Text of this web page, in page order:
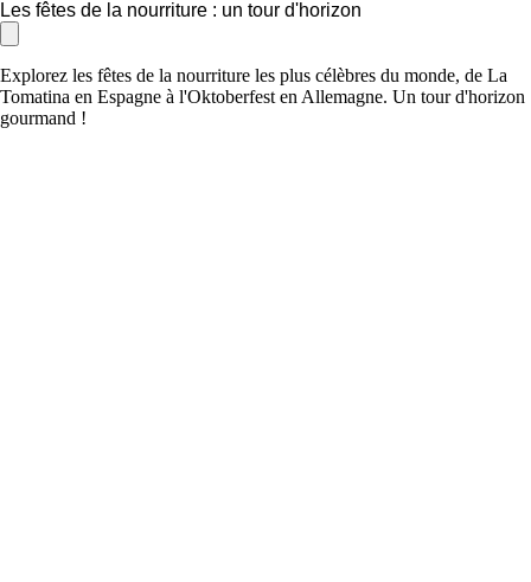
Les fêtes de la nourriture : un tour d'horizon
Explorez les fêtes de la nourriture les plus célèbres du monde, de La
Tomatina en Espagne à l'Oktoberfest en Allemagne. Un tour d'horizon
gourmand !